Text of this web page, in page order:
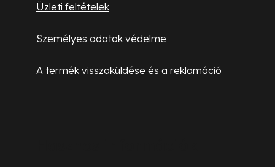
Üzleti feltételek
Személyes adatok védelme
A termék visszaküldése és a reklamáció